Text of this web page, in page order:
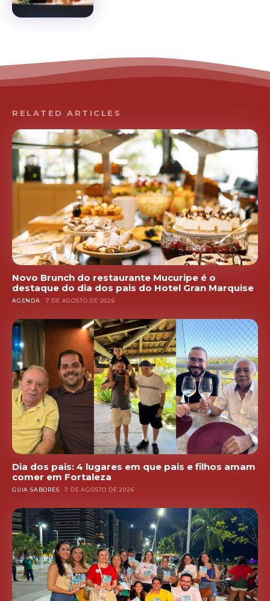
RELATED ARTICLES
Novo Brunch do restaurante Mucuripe é o
destaque do dia dos pais do Hotel Gran Marquise
AGENDA 7 DE AGOSTO DE 2026
Dia dos pais: 4 lugares em que pais e filhos amam
comer em Fortaleza
GUIA SABORES 7 DE AGOSTO DE 2026